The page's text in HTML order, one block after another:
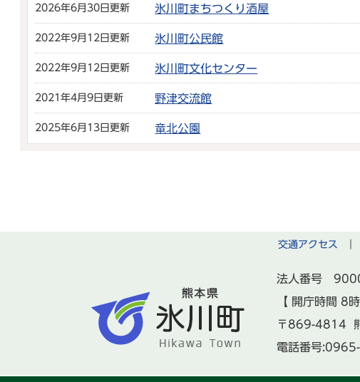
2026年6月30日更新 氷川町まちつくり酒屋
2022年9月12日更新 氷川町公民館
2022年9月12日更新 氷川町文化センター
2021年4月9日更新 野津交流館
2025年6月13日更新 竜北公園
交通アクセス
法人番号
【 開庁時間 8
〒869-4814
電話番号: